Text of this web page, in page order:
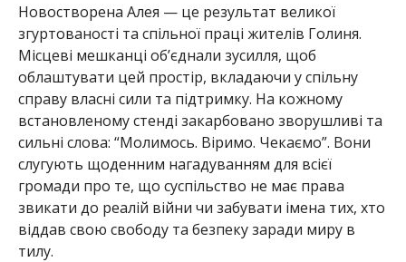
Новостворена Алея — це результат великої
згуртованості та спільної праці жителів Голиня.
Місцеві мешканці об’єднали зусилля, щоб
облаштувати цей простір, вкладаючи у спільну
справу власні сили та підтримку. На кожному
встановленому стенді закарбовано зворушливі та
сильні слова: “Молимось. Віримо. Чекаємо”. Вони
слугують щоденним нагадуванням для всієї
громади про те, що суспільство не має права
звикати до реалій війни чи забувати імена тих, хто
віддав свою свободу та безпеку заради миру в
тилу.